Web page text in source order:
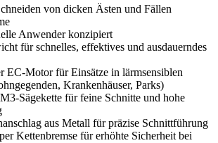
von dicken Ästen und Fällen
Anwender konzipiert
für schnelles, effektives und ausdauerndes
EC-Motor für Einsätze in lärmsensiblen
Krankenhäuser, Parks)
Sägekette für feine Schnitte und hohe
aus Metall für präzise Schnittführung
Kettenbremse für erhöhte Sicherheit bei